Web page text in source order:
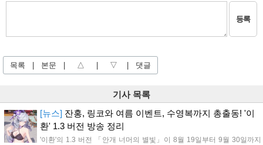
등록
목록 본문 △ ▽ 댓글
기사 목록
[뉴스] 잔홍, 링코와 여름 이벤트, 수영복까지 총출동! '이
환' 1.3 버전 방송 정리
'이환'의 1.3 버전 「안개 너머의 별빛」이 8월 19일부터 9월 30일까지